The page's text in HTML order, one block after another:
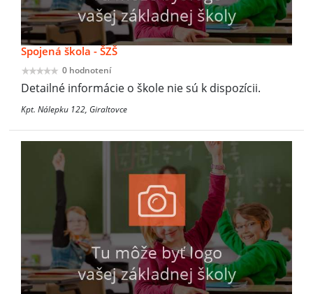
Spojená škola - ŠZŠ
0 hodnotení
Detailné informácie o škole nie sú k dispozícii.
Kpt. Nálepku 122, Giraltovce